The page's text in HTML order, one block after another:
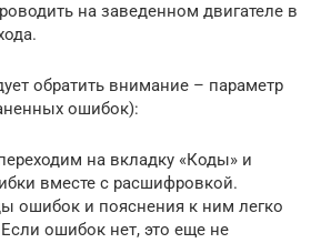
на заведенном двигателе в
обратить внимание – параметр
ошибок):
на вкладку «Коды» и
вместе с расшифровкой.
ошибок и пояснения к ним легко
ошибок нет, это еще не